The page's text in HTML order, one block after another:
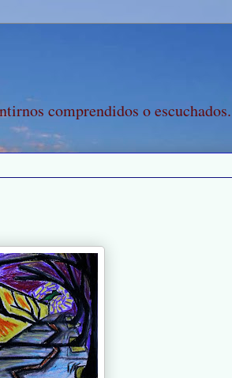
comprendidos o